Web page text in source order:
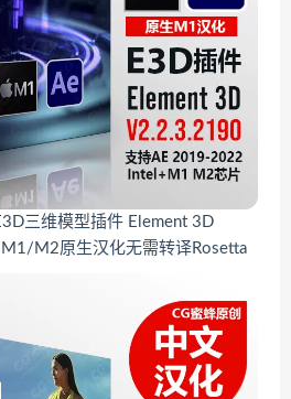
三维模型插件 Element 3D
M2原生汉化无需转译Rosetta